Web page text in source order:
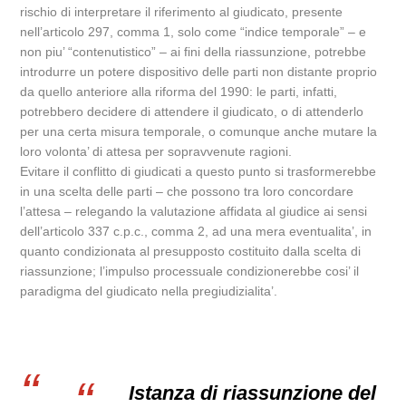
rischio di interpretare il riferimento al giudicato, presente
nell’articolo 297, comma 1, solo come “indice temporale” – e
non piu’ “contenutistico” – ai fini della riassunzione, potrebbe
introdurre un potere dispositivo delle parti non distante proprio
da quello anteriore alla riforma del 1990: le parti, infatti,
potrebbero decidere di attendere il giudicato, o di attenderlo
per una certa misura temporale, o comunque anche mutare la
loro volonta’ di attesa per sopravvenute ragioni.
Evitare il conflitto di giudicati a questo punto si trasformerebbe
in una scelta delle parti – che possono tra loro concordare
l’attesa – relegando la valutazione affidata al giudice ai sensi
dell’articolo 337 c.p.c., comma 2, ad una mera eventualita’, in
quanto condizionata al presupposto costituito dalla scelta di
riassunzione; l’impulso processuale condizionerebbe cosi’ il
paradigma del giudicato nella pregiudizialita’.
Istanza di riassunzione del